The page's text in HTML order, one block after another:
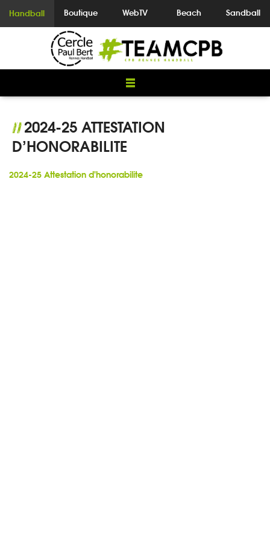
Handball Boutique WebTV Beach Sandball
//2024-25 ATTESTATION
D’HONORABILITE
2024-25 Attestation d'honorabilite